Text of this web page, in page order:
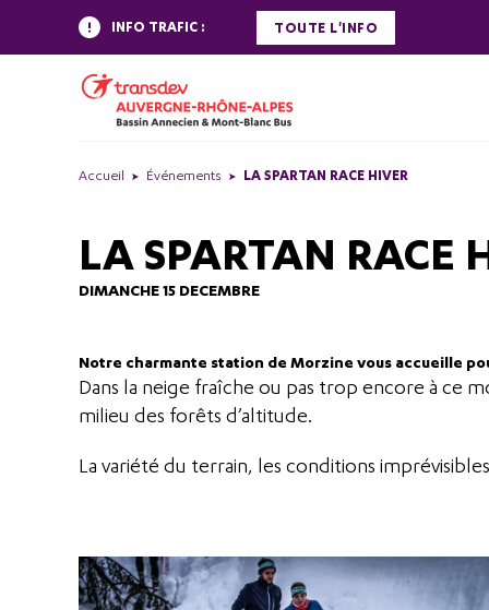
INFO TRAFIC : TOUTE L'INFO
Accueil Événements LA SPARTAN RACE HIVER
LA SPARTAN RACE
DIMANCHE 15 DECEMBRE
Notre charmante station de Morzine vous accueille
Dans la neige fraîche ou pas trop encore à ce
milieu des forêts d’altitude.
La variété du terrain, les conditions